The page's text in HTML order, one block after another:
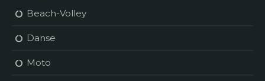
Beach-Volley
Danse
Moto